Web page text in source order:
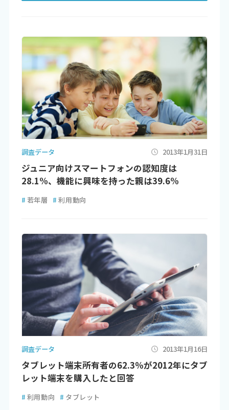
調査データ 2013年1月31日
ジュニア向けスマートフォンの認知度は
28.1%、機能に興味を持った親は39.6%
# 若年層 # 利用動向
調査データ 2013年1月16日
タブレット端末所有者の62.3％が2012年にタブ
レット端末を購入したと回答
# 利用動向 # タブレット